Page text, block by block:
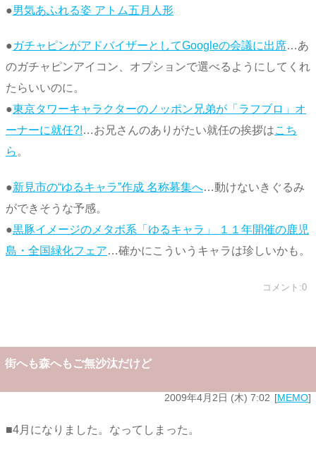
●男気あふれる姿 アトム五月人形
●ガチャピンがアドバイザーとしてGoogleの会議に出席…あ
のガチャピンアイコン、オプションで選べるようにしてくれ
たらいいのに。
●東京タワーキャラクターのノッポン兄弟が「ラフブロ」オ
ーナーに就任?!…お兄さんのありがたい就任の挨拶はこち
ら 。
●新見市の“ゆるキャラ”作成 名称募集へ…動けないきぐるみ
ができそうな予感。
●黒豚イメージのメタボ系「ゆるキャラ」 １１年開催の鹿児
島・全国緑化フェア…確かにこういうキャラは珍しいかも。
コメント:0
街へも森へもご無沙汰だけど
2009年4月2日 (木) 7:02 MEMO
■4月になりました。なってしまった。